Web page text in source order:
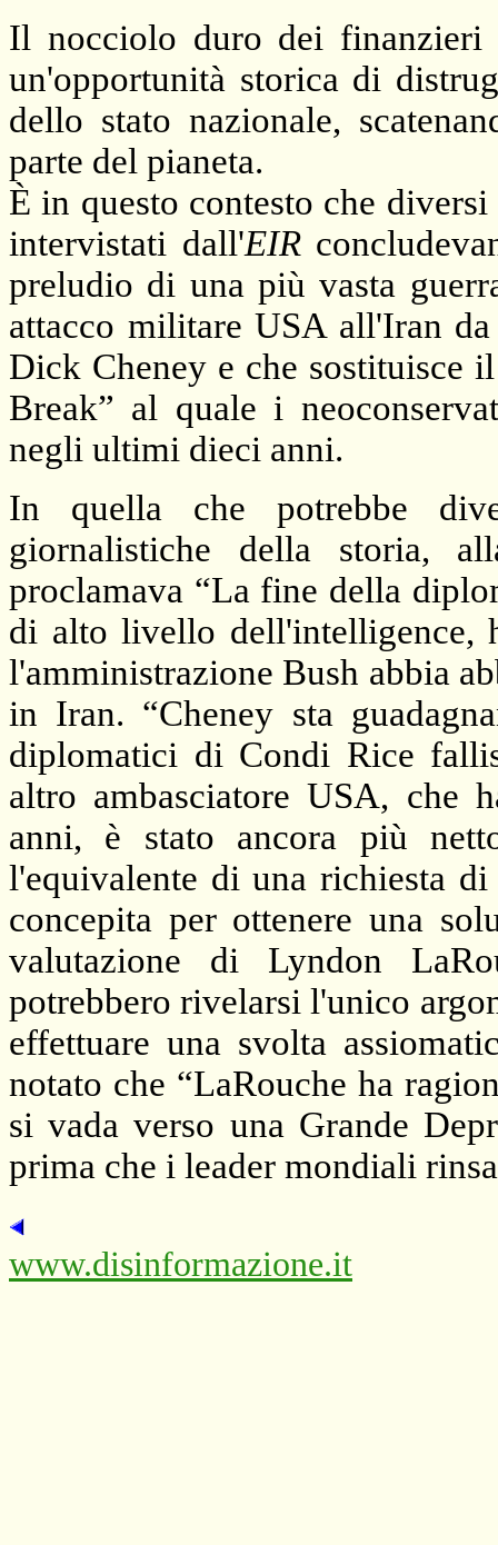
Il nocciolo duro dei finanzieri
un'opportunità storica di
dello stato nazionale,
parte del pianeta.
È in questo contesto che
intervistati dall'EIR
preludio di una più vasta
attacco militare USA all'Iran
Dick Cheney e che sostituisce
Break” al quale i
negli ultimi dieci anni.
In quella che potrebbe
giornalistiche della
proclamava “La fine della
di alto livello dell'intelligence,
l'amministrazione Bush abbia
in Iran. “Cheney sta
diplomatici di Condi Rice
altro ambasciatore USA, che
anni, è stato ancora più
l'equivalente di una richiesta
concepita per ottenere una
valutazione di Lyndon
potrebbero rivelarsi l'unico
effettuare una svolta
notato che “LaRouche ha
si vada verso una Grande
prima che i leader mondiali
www.disinformazione.it